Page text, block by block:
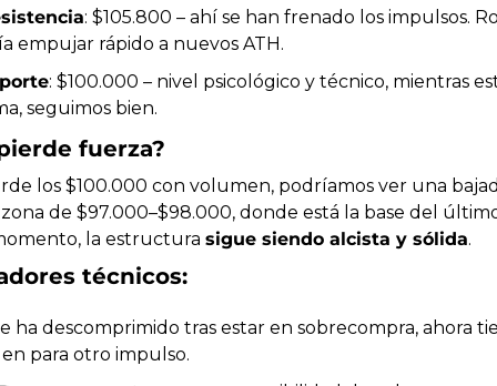
: $105.800 – ahí se han frenado los impulsos.
empujar rápido a nuevos ATH.
: $100.000 – nivel psicológico y técnico, mientras
seguimos bien.
fuerza?
los $100.000 con volumen, podríamos ver una
de $97.000–$98.000, donde está la base del
la estructura sigue siendo alcista y sólida.
técnicos:
ha descomprimido tras estar en sobrecompra, ahora
para otro impulso.